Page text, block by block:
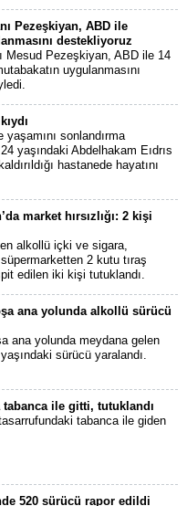
Pezeşkiyan, ABD ile
destekliyoruz
Mesud Pezeşkiyan, ABD ile 14
uygulanmasını
yaşamını sonlandırma
yaşındaki Abdelhakam Eıdrıs
hastanede hayatını
market hırsızlığı: 2 kişi
alkollü içki ve sigara,
2 kutu tıraş
edilen iki kişi tutuklandı.
ana yolunda alkollü sürücü
ana yolunda meydana gelen
sürücü yaralandı.
tabanca ile gitti, tutuklandı
tabanca ile giden
520 sürücü rapor edildi